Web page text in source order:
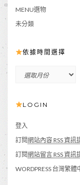
MENU選物
未分類
依據時間選擇
間
擇
LOGIN
登入
訂閱網站內容 RSS 資訊
訂閱網站留言 RSS 資訊
WORDPRESS 台灣繁體